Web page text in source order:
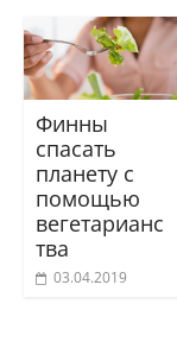
Финны
спасать
планету с
помощью
вегетарианс
тва
03.04.2019